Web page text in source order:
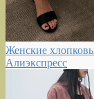
Женские
Алиэкспресс